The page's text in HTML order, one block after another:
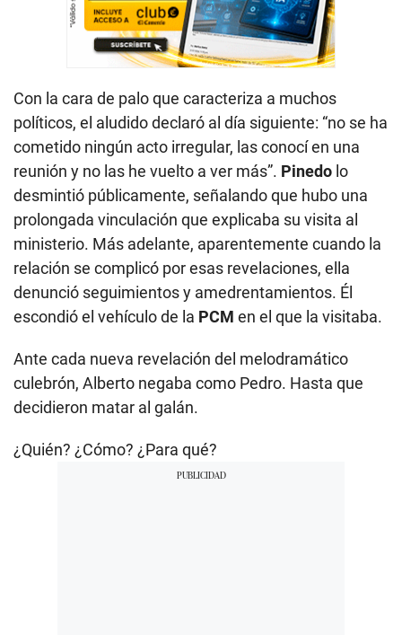
Con la cara de palo que caracteriza a muchos
políticos, el aludido declaró al día siguiente: “no se ha
cometido ningún acto irregular, las conocí en una
reunión y no las he vuelto a ver más”. Pinedo lo
desmintió públicamente, señalando que hubo una
prolongada vinculación que explicaba su visita al
ministerio. Más adelante, aparentemente cuando la
relación se complicó por esas revelaciones, ella
denunció seguimientos y amedrentamientos. Él
escondió el vehículo de la PCM en el que la visitaba.
Ante cada nueva revelación del melodramático
culebrón, Alberto negaba como Pedro. Hasta que
decidieron matar al galán.
¿Quién? ¿Cómo? ¿Para qué?